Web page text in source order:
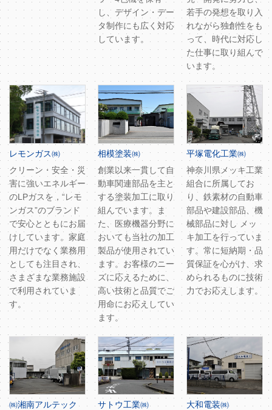
し、デザイン・デー
タ制作にも広く対応
しています。
若手の発想を取り入
れながら独創性をも
って、時代に対応し
た仕事に取り組んで
います。
レモンガス㈱
クリーン・安全・災
害に強いエネルギー
のLPガスを，“レモ
ンガス”のブランド
で安心とともにお届
けしています。家庭
用だけでなく業務用
としても注目され、
さまざまな業務施設
で利用されていま
す。
相模塗装㈱
創業以来一貫して自
動車関連部品を主と
する塗装加工に取り
組んでいます。ま
た、医療機器分野に
おいても当社の加工
製品が使用されてい
ます。お客様のニー
ズに応えるために、
高い技術と品質でご
用命にお応えしてい
ます。
平塚電化工業㈱
神奈川県メッキ工業
組合に所属してお
り、鉄素材の自動車
部品や建設部品、機
械部品に対し メッ
キ加工を行っていま
す。常に短納期・品
質保証を心がけ、求
められるものに技術
力でお応えします。
㈱湘南アルテック
サトウ工業㈱
大和電装㈱